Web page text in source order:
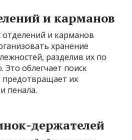
и карманов
отделений и карманов
хранение
разделив их по
облегчает поиск
их
пенала.
держателей